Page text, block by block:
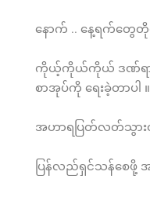
နောက် .. နေ့ရက်တွေ
ကိုယ့်ကိုယ်ကိုယ် ဒဏ်ရာ
စာအုပ်ကို ရေးခဲ့တာပါ ။
အဟာရပြတ်လတ်သွာ
ပြန်လည်ရှင်သန်စေဖို့